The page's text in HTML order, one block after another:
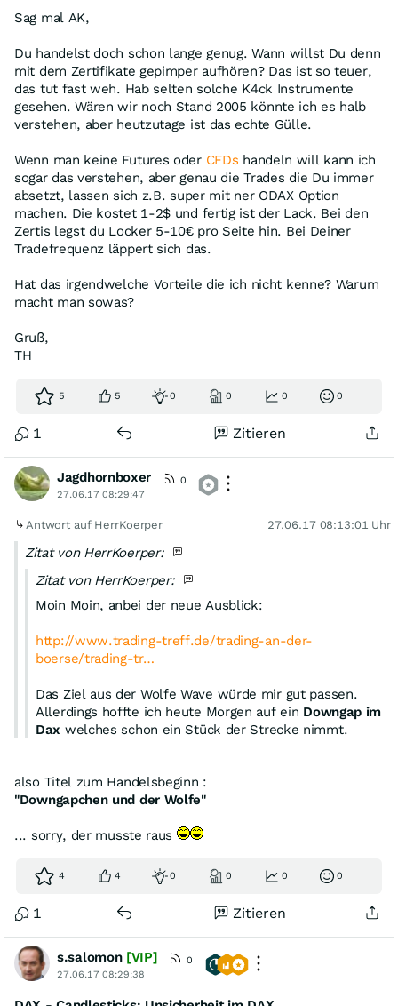
Sag mal AK,
Du handelst doch schon lange genug. Wann willst Du denn
mit dem Zertifikate gepimper aufhören? Das ist so teuer,
das tut fast weh. Hab selten solche K4ck Instrumente
gesehen. Wären wir noch Stand 2005 könnte ich es halb
verstehen, aber heutzutage ist das echte Gülle.
Wenn man keine Futures oder CFDs handeln will kann ich
sogar das verstehen, aber genau die Trades die Du immer
absetzt, lassen sich z.B. super mit ner ODAX Option
machen. Die kostet 1-2$ und fertig ist der Lack. Bei den
Zertis legst du Locker 5-10€ pro Seite hin. Bei Deiner
Tradefrequenz läppert sich das.
Hat das irgendwelche Vorteile die ich nicht kenne? Warum
macht man sowas?
Gruß,
TH
5 5 0 0 0 0
1 Zitieren
Jagdhornboxer
0
27.06.17 08:29:47
Antwort auf HerrKoerper 27.06.17 08:13:01 Uhr
Zitat von HerrKoerper:
Zitat von HerrKoerper:
Moin Moin, anbei der neue Ausblick:
http://www.trading-treff.de/trading-an-der-
boerse/trading-tr…
Das Ziel aus der Wolfe Wave würde mir gut passen.
Allerdings hoffte ich heute Morgen auf ein Downgap im
Dax welches schon ein Stück der Strecke nimmt.
Ok, es gab eines. Evtl. hätte ich mich deutlicher
ausdrücken sollen. Ich wollte eher so 50 Punkte...
also Titel zum Handelsbeginn :
"Downgapchen und der Wolfe"
... sorry, der musste raus
4 4 0 0 0 0
1 Zitieren
s.salomon[VIP]
0
27.06.17 08:29:38